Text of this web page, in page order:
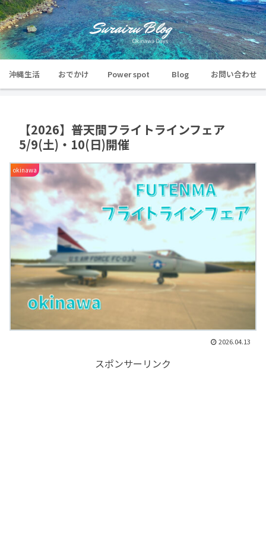
沖縄生活 おでかけ Power spot Blog お問い合わせ
【2026】普天間フライトラインフェア
5/9(土)・10(日)開催
okinawa
2026.04.13
スポンサーリンク